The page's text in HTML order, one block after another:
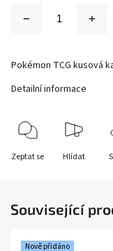
Pokémon TCG kusová
Detailní informace
Zeptat se Hlídat
Související
Nově přidáno